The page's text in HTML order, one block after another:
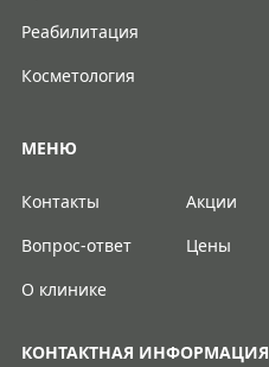
Реабилитация
Косметология
МЕНЮ
Контакты Акции
Вопрос-ответ
Цены
О клинике
КОНТАКТНАЯ ИНФОРМАЦИЯ